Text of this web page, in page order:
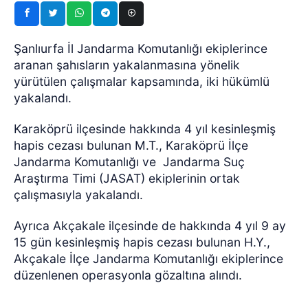
Şanlıurfa İl Jandarma Komutanlığı ekiplerince
aranan şahısların yakalanmasına yönelik
yürütülen çalışmalar kapsamında, iki hükümlü
yakalandı.
Karaköprü ilçesinde hakkında 4 yıl kesinleşmiş
hapis cezası bulunan M.T., Karaköprü İlçe
Jandarma Komutanlığı ve Jandarma Suç
Araştırma Timi (JASAT) ekiplerinin ortak
çalışmasıyla yakalandı.
Ayrıca Akçakale ilçesinde de hakkında 4 yıl 9 ay
15 gün kesinleşmiş hapis cezası bulunan H.Y.,
Akçakale İlçe Jandarma Komutanlığı ekiplerince
düzenlenen operasyonla gözaltına alındı.